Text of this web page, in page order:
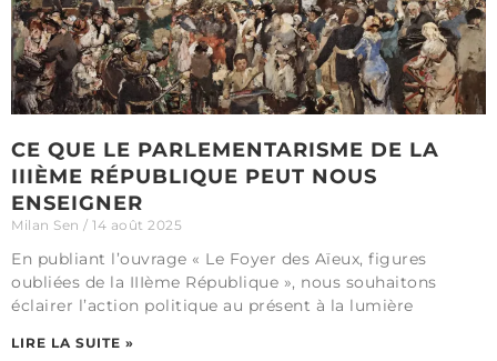
CE QUE LE PARLEMENTARISME DE LA
IIIÈME RÉPUBLIQUE PEUT NOUS
ENSEIGNER
Milan Sen 14 août 2025
En publiant l’ouvrage « Le Foyer des Aïeux, figures
oubliées de la IIIème République », nous souhaitons
éclairer l’action politique au présent à la lumière
LIRE LA SUITE »